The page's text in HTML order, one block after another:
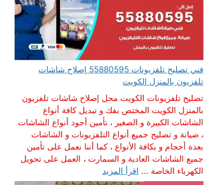
فني تصليح تلفزيونات 55880595 إصلاح شاشات
تلفزيون بالمنزل الكويت
تصليح تلفزيونات الكويت محل إصلاح شاشات تلفزيون
بالمنزل الكويت المختص بفك و تبديل كافة أنواع
الشاشات الكبيرة و الصغير ، تأمين أجود أنواع الشاشات
، صيانة و تصليح جميع أنواع التلفزيونات و الشاشات
بعدة أحجام و بكافة الأنواع ، كما أننا نعمل على تأمين
جميع الشاشات العادية و السمارت ، العمل على تحويل
الكهرباء الخاصة ... اقرأ المزيد